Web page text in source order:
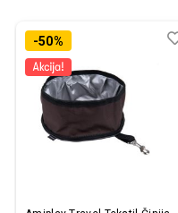
-50%